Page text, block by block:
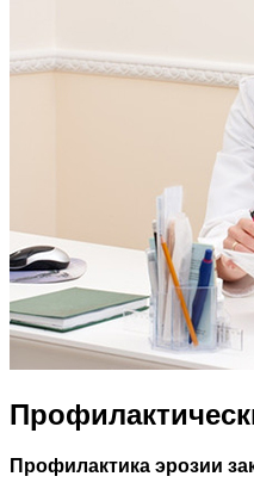
Профилактика эрозии